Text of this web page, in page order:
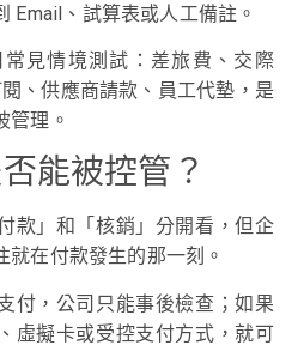
Email、試算表或人工備註。
見情境測試：差旅費、交際
、供應商請款、員工代墊，是
管理。
能被控管？
款」和「核銷」分開看，但企
在付款發生的那一刻。
付，公司只能事後檢查；如果
虛擬卡或受控支付方式，就可